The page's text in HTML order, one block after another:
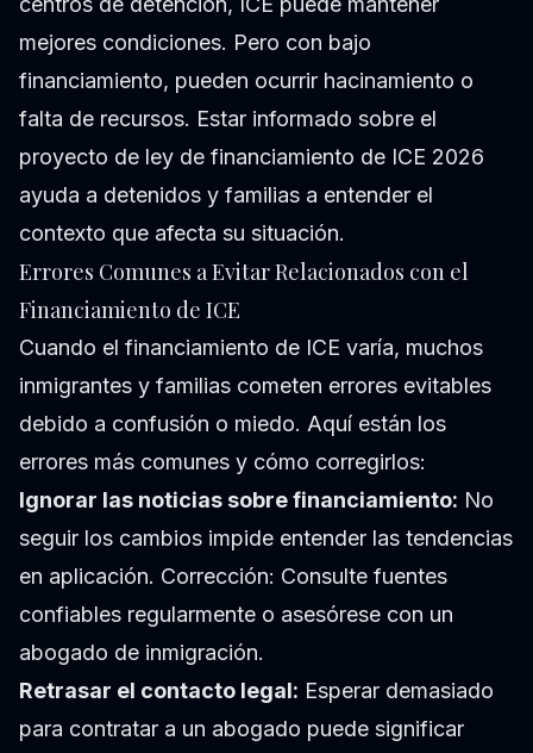
mejores condiciones. Pero con bajo
financiamiento, pueden ocurrir hacinamiento o
falta de recursos. Estar informado sobre el
proyecto de ley de financiamiento de ICE 2026
ayuda a detenidos y familias a entender el
contexto que afecta su situación.
Errores Comunes a Evitar Relacionados con el
Financiamiento de ICE
Cuando el financiamiento de ICE varía, muchos
inmigrantes y familias cometen errores evitables
debido a confusión o miedo. Aquí están los
errores más comunes y cómo corregirlos:
Ignorar las noticias sobre financiamiento: No
seguir los cambios impide entender las tendencias
en aplicación. Corrección: Consulte fuentes
confiables regularmente o asesórese con un
abogado de inmigración.
Retrasar el contacto legal: Esperar demasiado
para contratar a un abogado puede significar